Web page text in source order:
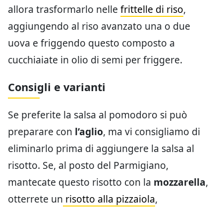
allora trasformarlo nelle frittelle di riso,
aggiungendo al riso avanzato una o due
uova e friggendo questo composto a
cucchiaiate in olio di semi per friggere.
Consigli e varianti
Se preferite la salsa al pomodoro si può
preparare con l’aglio, ma vi consigliamo di
eliminarlo prima di aggiungere la salsa al
risotto. Se, al posto del Parmigiano,
mantecate questo risotto con la mozzarella,
otterrete un risotto alla pizzaiola,